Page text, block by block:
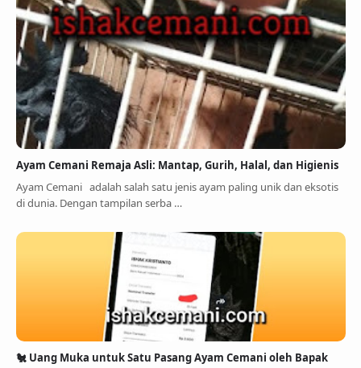
Ayam Cemani Remaja Asli: Mantap, Gurih, Halal, dan Higienis
Ayam Cemani adalah salah satu jenis ayam paling unik dan eksotis
di dunia. Dengan tampilan serba …
🐔 Uang Muka untuk Satu Pasang Ayam Cemani oleh Bapak